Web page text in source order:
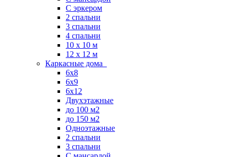
С эркером
2 спальни
3 спальни
4 спальни
10 x 10 м
12 x 12 м
Каркасные дома
6х8
6х9
6х12
Двухэтажные
до 100 м2
до 150 м2
Одноэтажные
2 спальни
3 спальни